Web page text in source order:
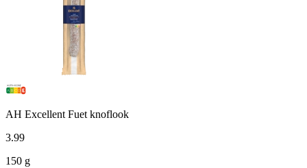
AH Excellent Fuet knoflook
3.99
150 g